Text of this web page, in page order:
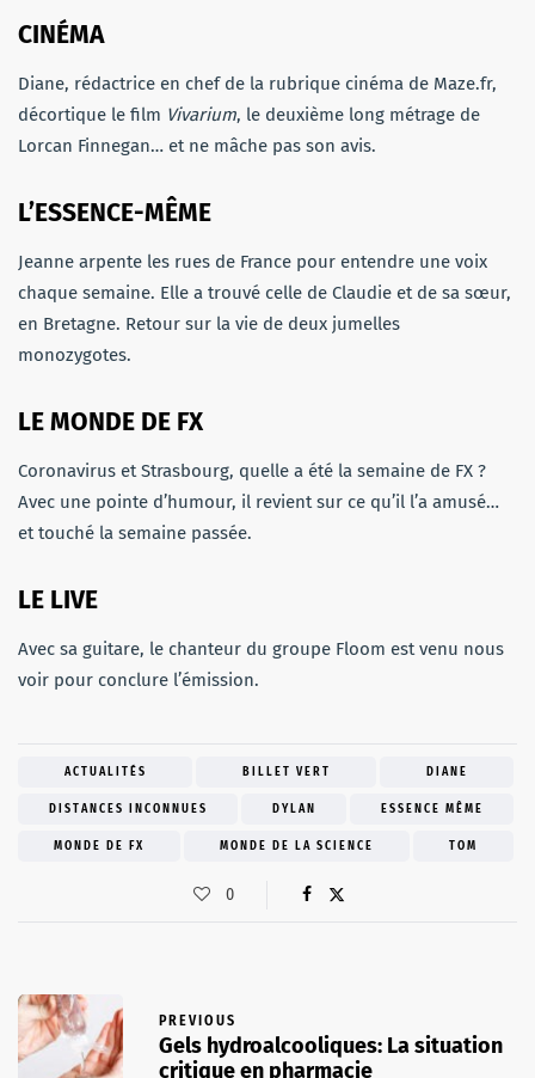
CINÉMA
Diane, rédactrice en chef de la rubrique cinéma de Maze.fr,
décortique le film Vivarium, le deuxième long métrage de
Lorcan Finnegan… et ne mâche pas son avis.
L’ESSENCE-MÊME
Jeanne arpente les rues de France pour entendre une voix
chaque semaine. Elle a trouvé celle de Claudie et de sa sœur,
en Bretagne. Retour sur la vie de deux jumelles
monozygotes.
LE MONDE DE FX
Coronavirus et Strasbourg, quelle a été la semaine de FX ?
Avec une pointe d’humour, il revient sur ce qu’il l’a amusé…
et touché la semaine passée.
LE LIVE
Avec sa guitare, le chanteur du groupe Floom est venu nous
voir pour conclure l’émission.
ACTUALITÉS BILLET VERT DIANE
DISTANCES INCONNUES DYLAN ESSENCE MÊME
MONDE DE FX MONDE DE LA SCIENCE TOM
0
PREVIOUS
Gels hydroalcooliques: La situation
critique en pharmacie